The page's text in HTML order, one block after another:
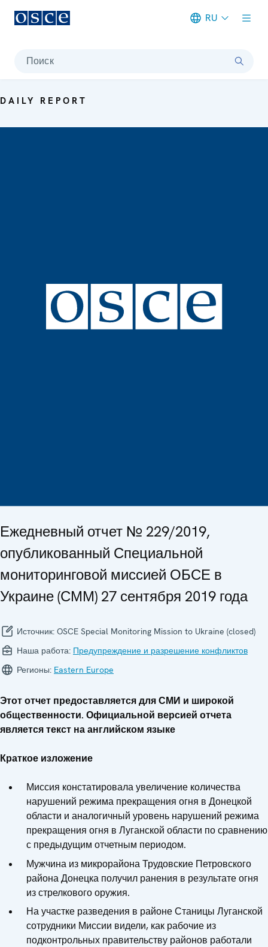
RU
Поиск
DAILY REPORT
Ежедневный отчет № 229/2019,
опубликованный Специальной
мониторинговой миссией ОБСЕ в
Украине (СММ) 27 сентября 2019 года
Источник: OSCE Special Monitoring Mission to Ukraine (closed)
Наша работа: Предупреждение и разрешение конфликтов
Регионы: Eastern Europe
Этот отчет предоставляется для СМИ и широкой
общественности. Официальной версией отчета
является текст на английском языке
Краткое изложение
Миссия констатировала увеличение количества
нарушений режима прекращения огня в Донецкой
области и аналогичный уровень нарушений режима
прекращения огня в Луганской области по сравнению
с предыдущим отчетным периодом.
Мужчина из микрорайона Трудовские Петровского
района Донецка получил ранения в результате огня
из стрелкового оружия.
На участке разведения в районе Станицы Луганской
сотрудники Миссии видели, как рабочие из
подконтрольных правительству районов работали